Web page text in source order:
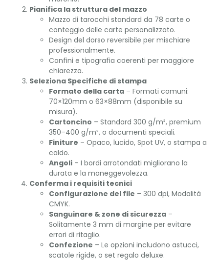
Pianifica la struttura del mazzo
Mazzo di tarocchi standard da 78 carte o
conteggio delle carte personalizzato.
Design del dorso reversibile per mischiare
professionalmente.
Confini e tipografia coerenti per maggiore
chiarezza.
Seleziona Specifiche di stampa
Formato della carta – Formati comuni:
70×120mm o 63×88mm (disponibile su
misura).
Cartoncino – Standard 300 g/m², premium
350–400 g/m², o documenti speciali.
Finiture – Opaco, lucido, Spot UV, o stampa a
caldo.
Angoli – I bordi arrotondati migliorano la
durata e la maneggevolezza.
Conferma i requisiti tecnici
Configurazione del file – 300 dpi, Modalità
CMYK.
Sanguinare & zone di sicurezza –
Solitamente 3 mm di margine per evitare
errori di ritaglio.
Confezione – Le opzioni includono astucci,
scatole rigide, o set regalo deluxe.